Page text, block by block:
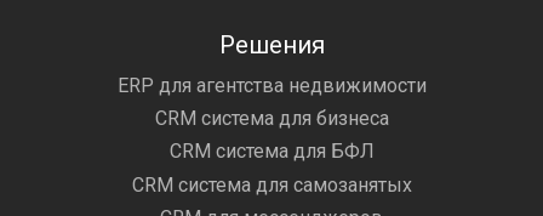
Решения
ERP для агентства недвижимости
CRM система для бизнеса
CRM система для БФЛ
CRM система для самозанятых